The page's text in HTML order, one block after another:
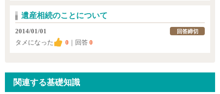
遺産相続のことについて
2014/01/01
タメになった
0 ｜回答 0
回答締切
関連する基礎知識